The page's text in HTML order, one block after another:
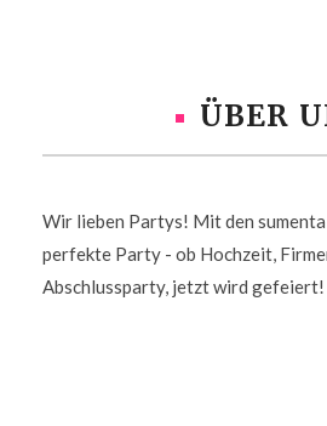
ÜBER
Wir lieben Partys! Mit den
perfekte Party - ob Hochzeit,
Abschlussparty, jetzt wird gefeiert!